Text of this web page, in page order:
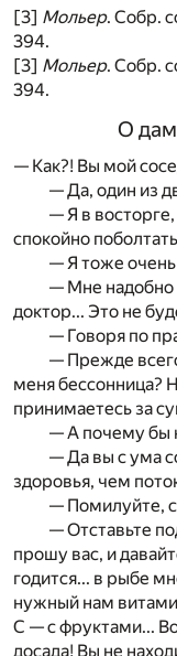
[3] Мольер. Собр.
394.
[3] Мольер. Собр.
394.
О
— Как?! Вы мой
— Да, один из
— Я в
спокойно
— Я тоже очень
— Мне надобно
доктор... Это не
— Говоря по
— Прежде
меня бессонница?
принимаетесь за
— А почему бы
— Да вы с ума
здоровья, чем
— Помилуйте,
— Отставьте
прошу вас, и
годится... в рыбе
нужный нам
С — с фруктами...
досада! Вы не